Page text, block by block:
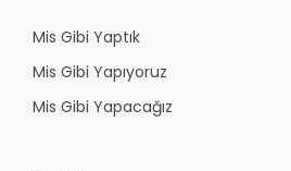
Mis Gibi Yaptık
Mis Gibi Yapıyoruz
Mis Gibi Yapacağız